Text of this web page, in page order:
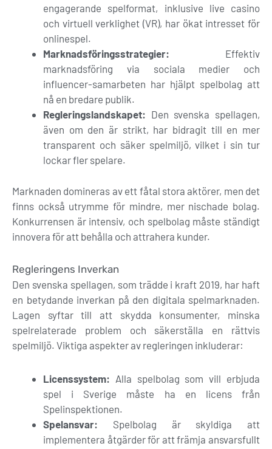
engagerande spelformat, inklusive live casino
och virtuell verklighet (VR), har ökat intresset för
onlinespel.
Marknadsföringsstrategier: Effektiv
marknadsföring via sociala medier och
influencer-samarbeten har hjälpt spelbolag att
nå en bredare publik.
Regleringslandskapet: Den svenska spellagen,
även om den är strikt, har bidragit till en mer
transparent och säker spelmiljö, vilket i sin tur
lockar fler spelare.
Marknaden domineras av ett fåtal stora aktörer, men det
finns också utrymme för mindre, mer nischade bolag.
Konkurrensen är intensiv, och spelbolag måste ständigt
innovera för att behålla och attrahera kunder.
Regleringens Inverkan
Den svenska spellagen, som trädde i kraft 2019, har haft
en betydande inverkan på den digitala spelmarknaden.
Lagen syftar till att skydda konsumenter, minska
spelrelaterade problem och säkerställa en rättvis
spelmiljö. Viktiga aspekter av regleringen inkluderar:
Licenssystem: Alla spelbolag som vill erbjuda
spel i Sverige måste ha en licens från
Spelinspektionen.
Spelansvar: Spelbolag är skyldiga att
implementera åtgärder för att främja ansvarsfullt